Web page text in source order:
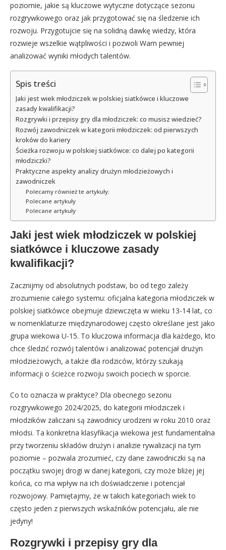
poziomie, jakie są kluczowe wytyczne dotyczące sezonu
rozgrywkowego oraz jak przygotować się na śledzenie ich
rozwoju. Przygotujcie się na solidną dawkę wiedzy, która
rozwieje wszelkie wątpliwości i pozwoli Wam pewniej
analizować wyniki młodych talentów.
Spis treści
Jaki jest wiek młodziczek w polskiej siatkówce i kluczowe
zasady kwalifikacji?
Rozgrywki i przepisy gry dla młodziczek: co musisz wiedzieć?
Rozwój zawodniczek w kategorii młodziczek: od pierwszych
kroków do kariery
Ścieżka rozwoju w polskiej siatkówce: co dalej po kategorii
młodziczki?
Praktyczne aspekty analizy drużyn młodzieżowych i
zawodniczek
Polecamy również te artykuły:
Polecane artykuły
Polecane artykuły
Jaki jest wiek młodziczek w polskiej
siatkówce i kluczowe zasady
kwalifikacji?
Zacznijmy od absolutnych podstaw, bo od tego zależy
zrozumienie całego systemu: oficjalna kategoria młodziczek w
polskiej siatkówce obejmuje dziewczęta w wieku 13-14 lat, co
w nomenklaturze międzynarodowej często określane jest jako
grupa wiekowa U-15. To kluczowa informacja dla każdego, kto
chce śledzić rozwój talentów i analizować potencjał drużyn
młodzieżowych, a także dla rodziców, którzy szukają
informacji o ścieżce rozwoju swoich pociech w sporcie.
Co to oznacza w praktyce? Dla obecnego sezonu
rozgrywkowego 2024/2025, do kategorii młodziczek i
młodzików zaliczani są zawodnicy urodzeni w roku 2010 oraz
młodsi. Ta konkretna klasyfikacja wiekowa jest fundamentalna
przy tworzeniu składów drużyn i analizie rywalizacji na tym
poziomie – pozwala zrozumieć, czy dane zawodniczki są na
początku swojej drogi w danej kategorii, czy może bliżej jej
końca, co ma wpływ na ich doświadczenie i potencjał
rozwojowy. Pamiętajmy, że w takich kategoriach wiek to
często jeden z pierwszych wskaźników potencjału, ale nie
jedyny!
Rozgrywki i przepisy gry dla